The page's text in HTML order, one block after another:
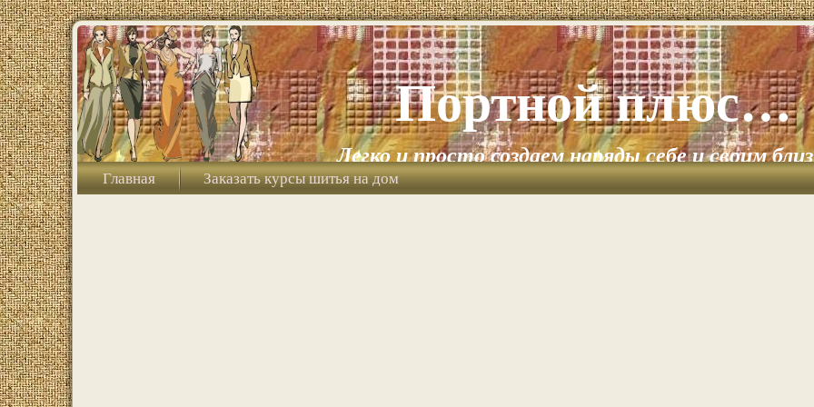
Портной плюс…
Легко и просто создаем наряды себе и своим
Главная Заказать курсы шитья на дом